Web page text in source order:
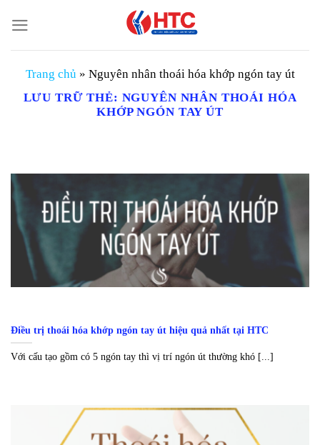
đến
nội
Trang chủ » Nguyên nhân thoái hóa khớp ngón tay út
LƯU TRỮ THẺ: NGUYÊN NHÂN THOÁI HÓA
KHỚP NGÓN TAY ÚT
Điều trị thoái hóa khớp ngón tay út hiệu quả nhất tại HTC
Với cấu tạo gồm có 5 ngón tay thì vị trí ngón út thường khó [...]